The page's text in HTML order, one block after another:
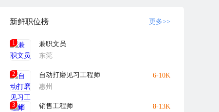
新鲜职位榜 更多>>
1
兼职文员
东莞
2
自动打磨见习工程师
惠州
6-10K
3
销售工程师
8-13K